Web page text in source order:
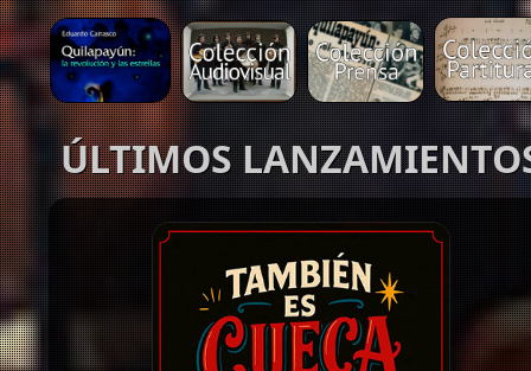
ÚLTIMOS